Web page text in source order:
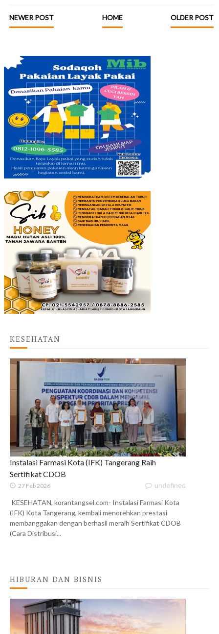
NEWER POST OLDER POST
HOME
KESEHATAN
Instalasi Farmasi Kota (IFK) Tangerang Raih
Sertifikat CDOB
27 Feb 2026 undefined
KESEHATAN, korantangsel.com- Instalasi Farmasi Kota
(IFK) Kota Tangerang, kembali menorehkan prestasi
membanggakan dengan berhasil meraih Sertifikat CDOB
(Cara Distribusi...
HIBURAN DAN BISNIS